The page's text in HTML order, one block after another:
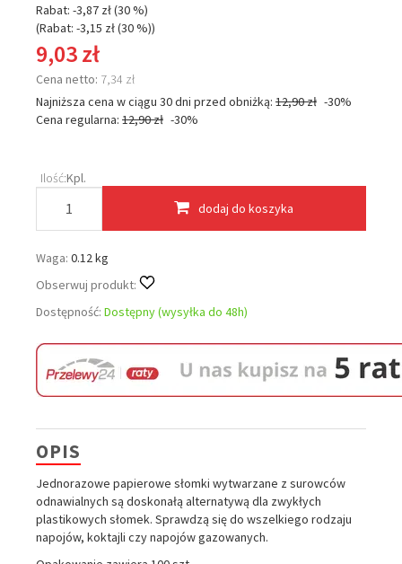
Rabat: -3,87 zł(30 %)
(Rabat: -3,15 zł(30 %))
9,03 zł
Cena netto: 7,34 zł
Najniższa cena w ciągu 30 dni przed obniżką: 12,90 zł -30%
Cena regularna: 12,90 zł -30%
Ilość:Kpl.
dodaj do koszyka
Waga: 0.12 kg
Obserwuj produkt:
Dostępność: Dostępny (wysyłka do 48h)
OPIS
Jednorazowe papierowe słomki wytwarzane z surowców
odnawialnych są doskonałą alternatywą dla zwykłych
plastikowych słomek. Sprawdzą się do wszelkiego rodzaju
napojów, koktajli czy napojów gazowanych.